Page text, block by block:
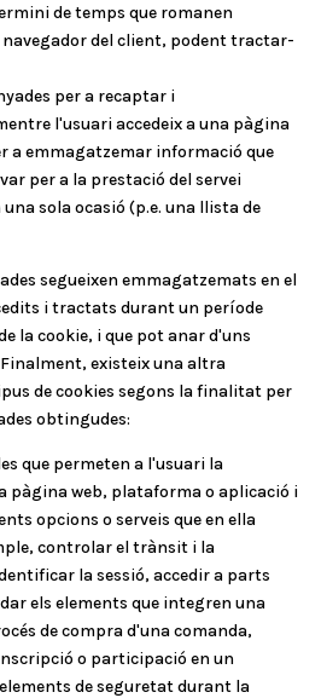
de temps que romanen
navegador del client, podent tractar-
per a recaptar i
l'usuari accedeix a una pàgina
a emmagatzemar informació que
per a la prestació del servei
sola ocasió (p.e. una llista de
segueixen emmagatzemats en el
i tractats durant un període
la cookie, i que pot anar d'uns
existeix una altra
de cookies segons la finalitat per
obtingudes:
que permeten a l'usuari la
pàgina web, plataforma o aplicació i
opcions o serveis que en ella
controlar el trànsit i la
la sessió, accedir a parts
els elements que integren una
de compra d'una comanda,
o participació en un
de seguretat durant la